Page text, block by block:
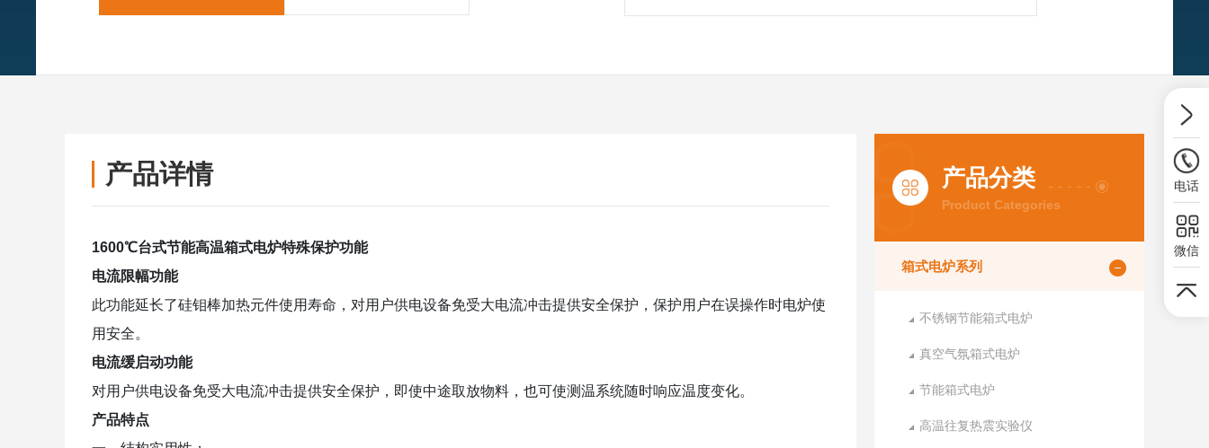
产品分类
Product Categories
箱式电炉系列
不锈钢节能箱式电炉
真空气氛箱式电炉
节能箱式电炉
高温往复热震实验仪
产品详情
1600℃台式节能高温箱式电炉特殊保护功能
电流限幅功能
此功能延长了硅钼棒加热元件使用寿命，对用户供电设备免受大电流冲击提供安全保护，保护用户在误操作时电炉使
用安全。
电流缓启动功能
对用户供电设备免受大电流冲击提供安全保护，即使中途取放物料，也可使测温系统随时响应温度变化。
产品特点
电话
微信